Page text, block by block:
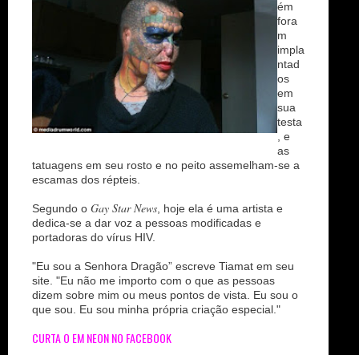
ém
fora
m
impla
ntad
os
em
sua
testa
, e
as
tatuagens em seu rosto e no peito assemelham-se a
escamas dos répteis.
Segundo o Gay Star News , hoje ela é uma artista e
dedica-se a dar voz a pessoas modificadas e
portadoras do vírus HIV.
"Eu sou a Senhora Dragão” escreve Tiamat em seu
site. "Eu não me importo com o que as pessoas
dizem sobre mim ou meus pontos de vista. Eu sou o
que sou. Eu sou minha própria criação especial."
CURTA O EM NEON NO FACEBOOK